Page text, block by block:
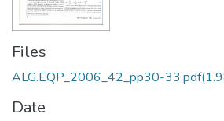
Files
ALG.EQP_2006_42_pp30-33.pdf
Date